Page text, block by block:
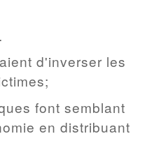
d'inverser les
font semblant
en distribuant